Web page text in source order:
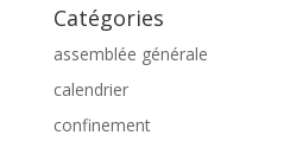
Catégories
assemblée générale
calendrier
confinement